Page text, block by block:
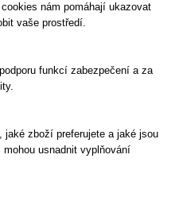
nám pomáhají ukazovat
vaše prostředí.
funkcí zabezpečení a za
zboží preferujete a jaké jsou
usnadnit vyplňování